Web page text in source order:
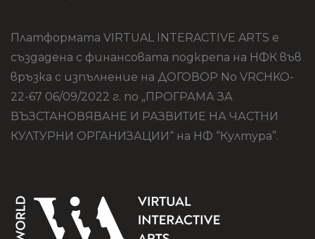
Платформата VIRTUAL INTERACTIVE ARTS е
създадена с финансовата подкрепа на НФК във
връзка с изпълнение на ДОГОВОР No VRCHKO-
22-67 06/09/2022 г. по „ПРОГРАМА ЗА
ВЪЗСТАНОВЯВАНЕ И РАЗВИТИЕ НА ЧАСТНИ
КУЛТУРНИ ОРГАНИЗАЦИИ“ на НФ “Култура”.